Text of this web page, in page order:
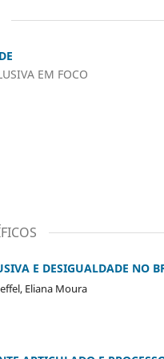
EM FOCO
E DESIGUALDADE NO
Eliana Moura